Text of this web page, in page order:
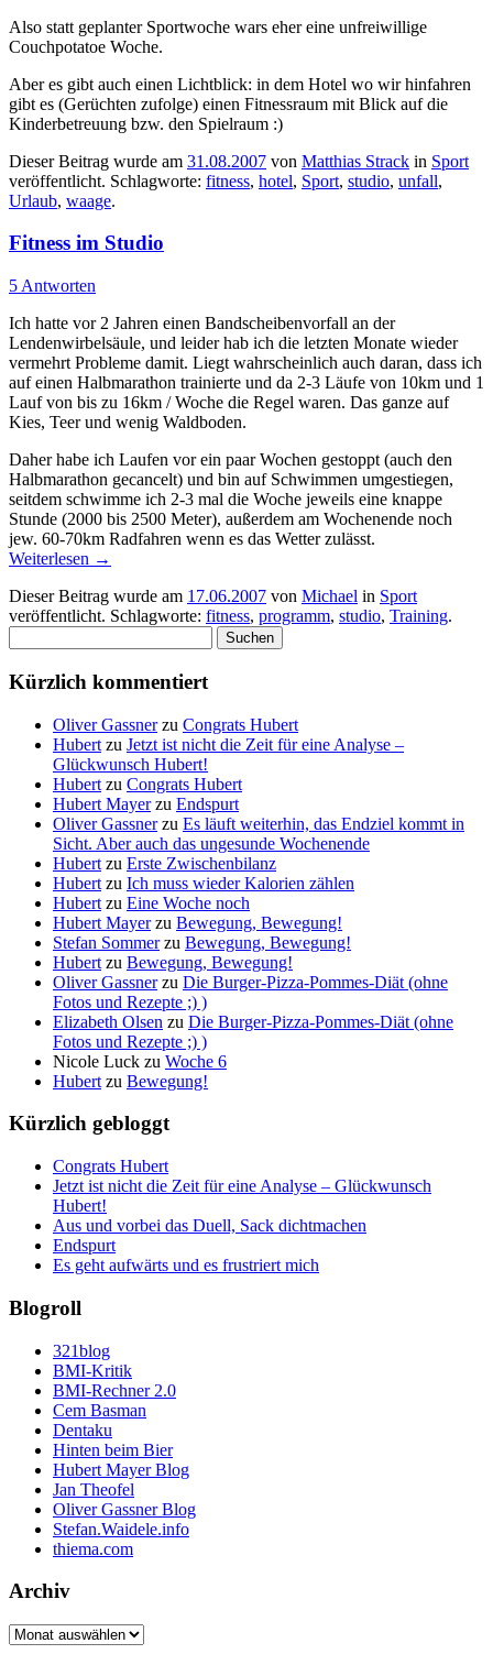
Also statt geplanter Sportwoche wars eher eine unfreiwillige
Couchpotatoe Woche.
Aber es gibt auch einen Lichtblick: in dem Hotel wo wir hinfahren
gibt es (Gerüchten zufolge) einen Fitnessraum mit Blick auf die
Kinderbetreuung bzw. den Spielraum :)
Dieser Beitrag wurde am 31.08.2007 von Matthias Strack in Sport
veröffentlicht. Schlagworte: fitness, hotel, Sport, studio, unfall,
Urlaub, waage.
Fitness im Studio
5 Antworten
Ich hatte vor 2 Jahren einen Bandscheibenvorfall an der
Lendenwirbelsäule, und leider hab ich die letzten Monate wieder
vermehrt Probleme damit. Liegt wahrscheinlich auch daran, dass ich
auf einen Halbmarathon trainierte und da 2-3 Läufe von 10km und 1
Lauf von bis zu 16km / Woche die Regel waren. Das ganze auf
Kies, Teer und wenig Waldboden.
Daher habe ich Laufen vor ein paar Wochen gestoppt (auch den
Halbmarathon gecancelt) und bin auf Schwimmen umgestiegen,
seitdem schwimme ich 2-3 mal die Woche jeweils eine knappe
Stunde (2000 bis 2500 Meter), außerdem am Wochenende noch
jew. 60-70km Radfahren wenn es das Wetter zulässt.
Weiterlesen →
Dieser Beitrag wurde am 17.06.2007 von Michael in Sport
veröffentlicht. Schlagworte: fitness, programm, studio, Training.
nach:
Kürzlich kommentiert
Oliver Gassnerzu Congrats Hubert
Hubert zu Jetzt ist nicht die Zeit für eine Analyse –
Glückwunsch Hubert!
Hubert zu Congrats Hubert
Hubert Mayerzu Endspurt
Oliver Gassnerzu Es läuft weiterhin, das Endziel kommt in
Sicht. Aber auch das ungesunde Wochenende
Hubert zu Erste Zwischenbilanz
Hubert zu Ich muss wieder Kalorien zählen
Hubert zu Eine Woche noch
Hubert Mayerzu Bewegung, Bewegung!
Stefan Sommerzu Bewegung, Bewegung!
Hubert zu Bewegung, Bewegung!
Oliver Gassnerzu Die Burger-Pizza-Pommes-Diät (ohne
Fotos und Rezepte ;) )
Elizabeth Olsen zu Die Burger-Pizza-Pommes-Diät (ohne
Fotos und Rezepte ;) )
Nicole Luck zu Woche 6
Hubert zu Bewegung!
Kürzlich gebloggt
Congrats Hubert
Jetzt ist nicht die Zeit für eine Analyse – Glückwunsch
Hubert!
Aus und vorbei das Duell, Sack dichtmachen
Endspurt
Es geht aufwärts und es frustriert mich
Blogroll
321blog
BMI-Kritik
BMI-Rechner 2.0
Cem Basman
Dentaku
Hinten beim Bier
Hubert Mayer Blog
Jan Theofel
Oliver Gassner Blog
Stefan.Waidele.info
thiema.com
Archiv
Archiv